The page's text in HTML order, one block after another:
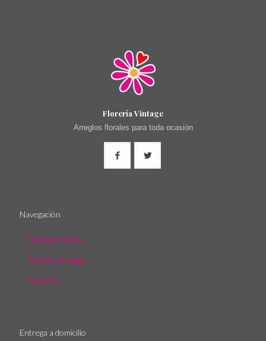
Florería Vintage
Arreglos florales para toda ocasión
Navegación
Tienda en línea
Formas de pago
Contacto
Entrega a domicilio